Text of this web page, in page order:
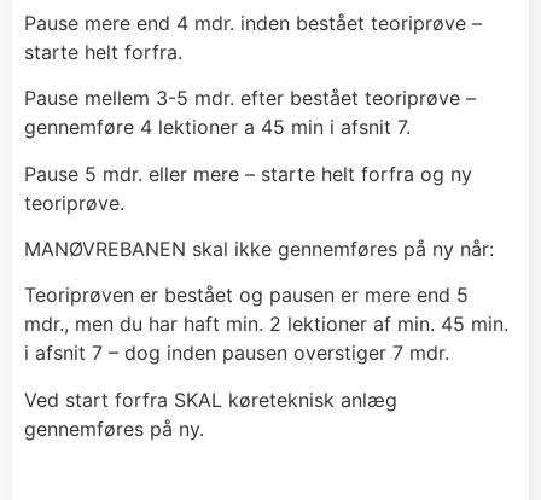
Pause mere end 4 mdr. inden bestået teoriprøve –
starte helt forfra.
Pause mellem 3-5 mdr. efter bestået teoriprøve –
gennemføre 4 lektioner a 45 min i afsnit 7.
Pause 5 mdr. eller mere – starte helt forfra og ny
teoriprøve.
MANØVREBANEN skal ikke gennemføres på ny når:
Teoriprøven er bestået og pausen er mere end 5
mdr., men du har haft min. 2 lektioner af min. 45 min.
i afsnit 7 – dog inden pausen overstiger 7 mdr.
Ved start forfra SKAL køreteknisk anlæg
gennemføres på ny.